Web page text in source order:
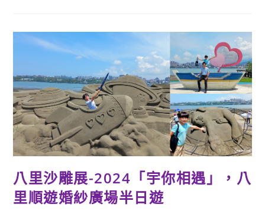
水
念
館
滬
尾
藝
文
步
道，
散
心
好
去
處
八里沙雕展-2024「宇你相遇」，八
里順遊婚紗廣場半日遊